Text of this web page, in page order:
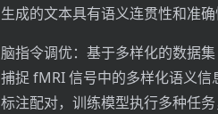
生成的文本具有语义连贯性和准确
脑指令调优：基于多样化的数据
捕捉 fMRI 信号中的多样化语义
标注配对，训练模型执行多种任